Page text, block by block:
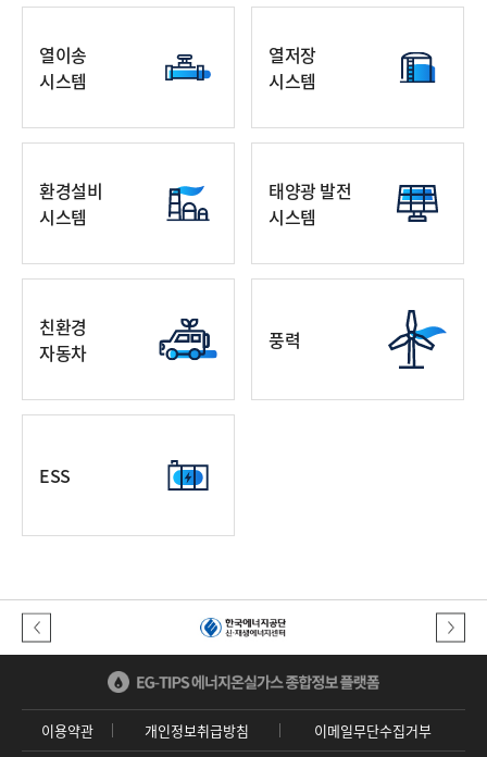
열이송
시스템
열저장
시스템
환경설비
시스템
태양광 발전
시스템
친환경
자동차
풍력
ESS
이용약관 개인정보취급방침 이메일무단수집거부